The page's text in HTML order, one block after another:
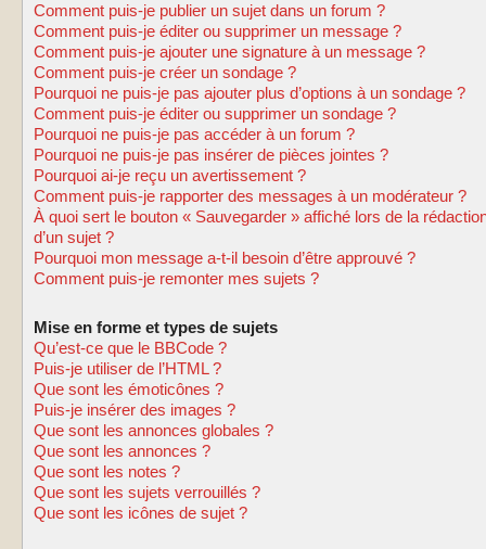
Comment puis-je publier un sujet dans un forum ?
Comment puis-je éditer ou supprimer un message ?
Comment puis-je ajouter une signature à un message ?
Comment puis-je créer un sondage ?
Pourquoi ne puis-je pas ajouter plus d’options à un sondage ?
Comment puis-je éditer ou supprimer un sondage ?
Pourquoi ne puis-je pas accéder à un forum ?
Pourquoi ne puis-je pas insérer de pièces jointes ?
Pourquoi ai-je reçu un avertissement ?
Comment puis-je rapporter des messages à un modérateur ?
À quoi sert le bouton « Sauvegarder » affiché lors de la
d’un sujet ?
Pourquoi mon message a-t-il besoin d’être approuvé ?
Comment puis-je remonter mes sujets ?
Mise en forme et types de sujets
Qu’est-ce que le BBCode ?
Puis-je utiliser de l’HTML ?
Que sont les émoticônes ?
Puis-je insérer des images ?
Que sont les annonces globales ?
Que sont les annonces ?
Que sont les notes ?
Que sont les sujets verrouillés ?
Que sont les icônes de sujet ?